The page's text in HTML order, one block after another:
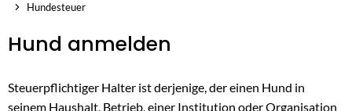
Hundesteuer
Hund anmelden
Steuerpflichtiger Halter ist derjenige, der einen Hund in
seinem Haushalt, Betrieb, einer Institution oder Organisation